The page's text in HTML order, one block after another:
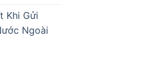
Khi Gửi
Ngoài